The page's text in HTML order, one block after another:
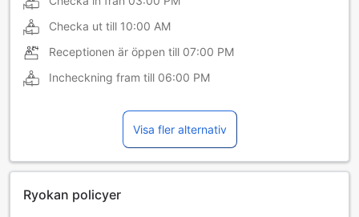
Checka ut till 10:00 AM
Receptionen är öppen till 07:00 PM
Incheckning fram till 06:00 PM
Visa fler alternativ
Ryokan policyer